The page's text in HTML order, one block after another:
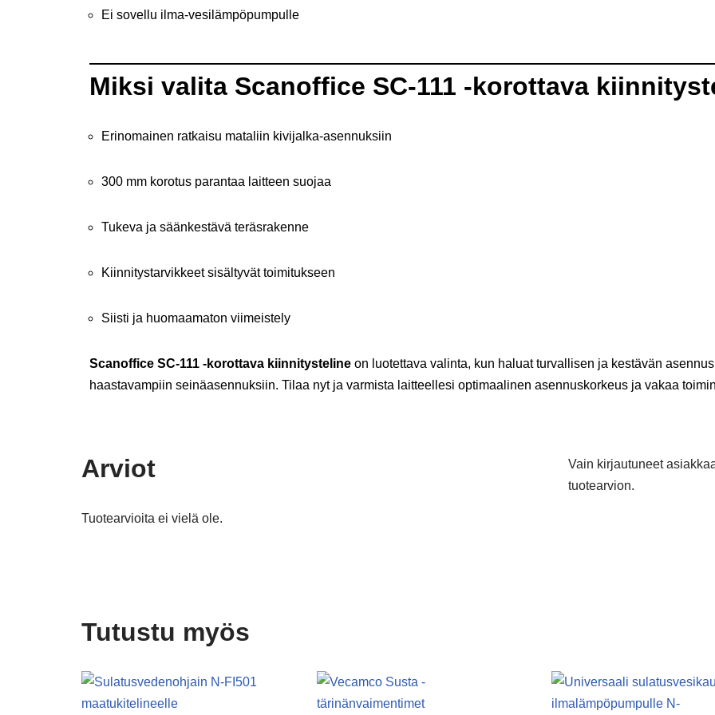
Ei sovellu ilma-vesilämpöpumpulle
Miksi valita Scanoffice SC-111 -korottava
Erinomainen ratkaisu mataliin kivijalka-asennuksiin
300 mm korotus parantaa laitteen suojaa
Tukeva ja säänkestävä teräsrakenne
Kiinnitystarvikkeet sisältyvät toimitukseen
Siisti ja huomaamaton viimeistely
Scanoffice SC-111 -korottava kiinnitysteline on luotettava valinta, kun haluat turvallisen ja kestävän
haastavampiin seinäasennuksiin. Tilaa nyt ja varmista laitteellesi optimaalinen asennuskorkeus ja vakaa
Arviot
Tuotearvioita ei vielä ole.
Vain kirjautuneet
tuotearvion.
Tutustu myös